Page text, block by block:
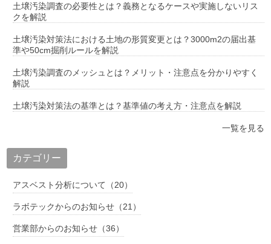
土壌汚染調査の必要性とは？義務となるケースや実施しないリス
クを解説
土壌汚染対策法における土地の形質変更とは？3000m2の届出基
準や50cm掘削ルールを解説
土壌汚染調査のメッシュとは？メリット・注意点を分かりやすく
解説
土壌汚染対策法の基準とは？基準値の考え方・注意点を解説
一覧を見る
カテゴリー
アスベスト分析について（20）
ラボテックからのお知らせ（21）
営業部からのお知らせ（36）